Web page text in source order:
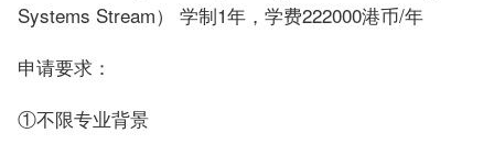
Systems Stream） 学制1年，学费222000港币/年
申请要求：
①不限专业背景